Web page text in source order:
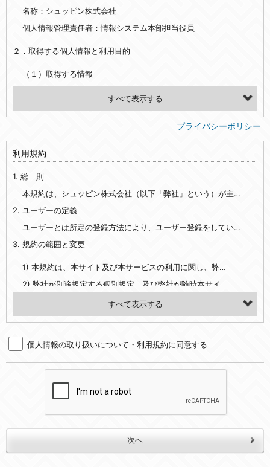
名称：シュッピン株式会社
個人情報管理責任者：情報システム本部担当役員
２．取得する個人情報と利用目的
（１）取得する情報
【シュッピン会員共通でご登録いただく情報】
・必須登録：氏名、生年月日、性別、住所、電話番号、メールアドレス、パスワード
・任意登録：ニックネーム、プロフィール画像、希望するメールマガジンの種類
【当社サービスをご利用時に当社が取得またはご提供いただく情報】
・法律上の要請等により、本人確認を行うための本人確認書類（運転免許証、健康保険証、住民票の写し等）、および当該書類に含まれる情報
・当社サービスのご利用履歴
・当社ウェブサイト・サービス内のクッキー情報
【外部サービスアカウントを利用される場合】
会員登録時にソーシャルネットワーキングサービス等の外部サービスとの連携を許可した場合には、その許可の際にご同意いただいた内容に基づき、当該外部サービスでユーザーが利用するIDおよび当該外部サービスのプライバシー設定によりお客様が当社に開示を認めた情報について取得いたします
・EVERYBODY×PHOTOGRAPHER.comのフォトシェアリングサービス運営のため
３．個人情報の第三者提供と委託
プライバシーポリシー
利用規約
1. 総 則
本規約は、シュッピン株式会社（以下「弊社」という）が主催・運営するインターネット上のWebサイト『mapcamera.com』（以下「本サイト」という）及び本サイトを通じて提供されるサービス（以下「本サービス」といいます）をご利用いただく際の、ユーザーと弊社間の一切の関係に適用されます。
2. ユーザーの定義
ユーザーとは所定の登録方法により、ユーザー登録をしていただいた方をいいます。
3. 規約の範囲と変更
1) 本規約は、本サイト及び本サービスの利用に関し、弊社及び全てのユーザーに適用されます。>
4. ユーザーの登録内容について
2) ユーザーが本サイト内で第三者のユーザーID、パスワード、メールアドレス及びこれに伴う個人情報を知り得た場合には、速やかに弊社に届け出るものとします。
個人情報の取り扱いについて・利用規約に同意する